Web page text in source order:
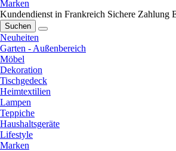
Marken
Kundendienst in Frankreich Sichere Zahlung
Suchen
Neuheiten
Garten - Außenbereich
Möbel
Dekoration
Tischgedeck
Heimtextilien
Lampen
Teppiche
Haushaltsgeräte
Lifestyle
Marken